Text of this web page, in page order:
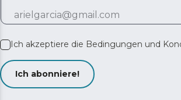
Ich akzeptiere die Bedingungen und
Ich abonniere!